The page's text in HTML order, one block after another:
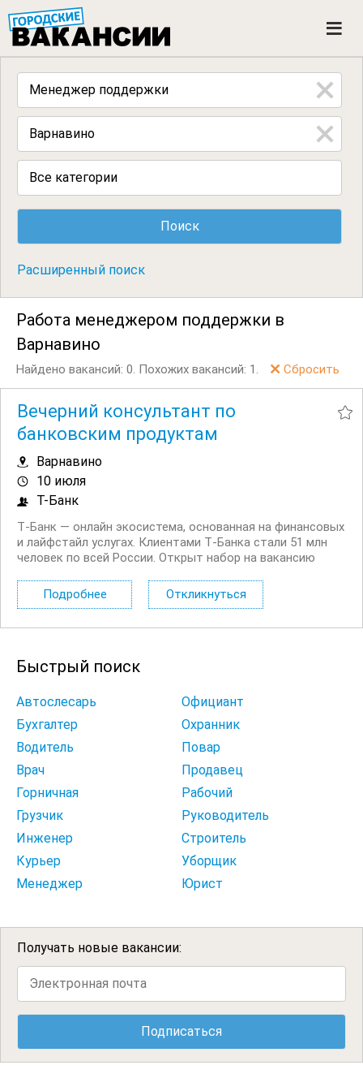
n
Все категории
Расширенный поиск
Работа менеджером поддержки в
Варнавино
Найдено вакансий: 0. Похожих вакансий: 1. Сбросить
Вечерний консультант по
банковским продуктам
Варнавино
10 июля
Т-Банк
Т‑Банк — онлайн экосистема, основанная на финансовых
и лайфстайл услугах. Клиентами Т‑Банка стали 51 млн
человек по всей России. Открыт набор на вакансию
будете делать: Консультировать клиентов по
депозитным продуктам на входящих звонках...
Подробнее Откликнуться
Быстрый поиск
Автослесарь
Официант
Бухгалтер
Охранник
Водитель
Повар
Врач
Продавец
Горничная
Рабочий
Грузчик
Руководитель
Инженер
Строитель
Курьер
Уборщик
Менеджер
Юрист
Получать новые вакансии: